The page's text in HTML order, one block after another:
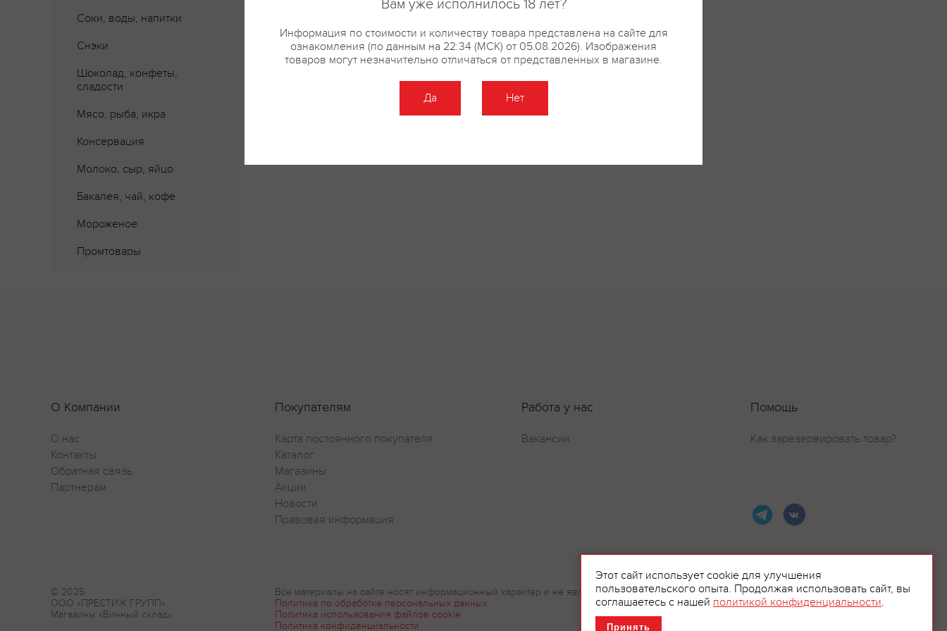
Соки, воды, напитки
Снэки
Шоколад, конфеты,
сладости
Мясо, рыба, икра
Консервация
Молоко, сыр, яйцо
Бакалея, чай, кофе
Мороженое
Промтовары
О Компании
О нас
Контакты
Обратная связь
Партнерам
Покупателям
Карта постоянного покупателя
Каталог
Магазины
Акции
Новости
Правовая информация
Работа у нас
Вакансии
Помощь
Как зарезервировать товар?
© 2025
ООО «ПРЕСТИЖ ГРУПП»
Магазины «Винный склад»
Все материалы на сайте носят информационный характер и не являются рекламой.
Политика по обработке персональных данных
Политика использования файлов cookie
Политика конфиденциальности
Этот сайт использует cookie для улучшения
пользовательского опыта. Продолжая использовать сайт, вы
соглашаетесь с нашей политикой конфиденциальности.
Принять
Вам уже исполнилось 18 лет?
Информация по стоимости и количеству товара представлена на сайте для
ознакомления (по данным на 22:34 (МСК) от 05.08.2026). Изображения
товаров могут незначительно отличаться от представленных в магазине.
Да Нет